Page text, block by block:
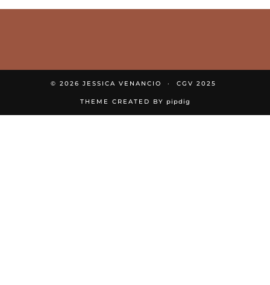
© 2026 JESSICA VENANCIO CGV 2025
THEME CREATED BY pipdig